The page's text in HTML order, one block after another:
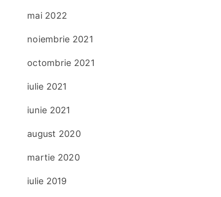
mai 2022
noiembrie 2021
octombrie 2021
iulie 2021
iunie 2021
august 2020
martie 2020
iulie 2019